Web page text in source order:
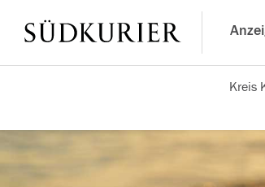
Kreis